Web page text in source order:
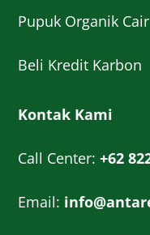
Pupuk Organik Cair
Beli Kredit Karbon
Kontak Kami
Call Center: +62
Email: